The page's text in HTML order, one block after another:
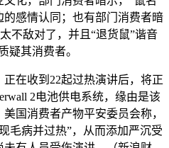
感情认同；也有部门消费者暗
不敌对了，并且“退货鼠”谐音
疑其消费者。
在收到22起过热演讲后，将正
2电池供电系统，缘由是该
国消费者产物平安委员会称，
毛病并过热”，从而添加严沉受